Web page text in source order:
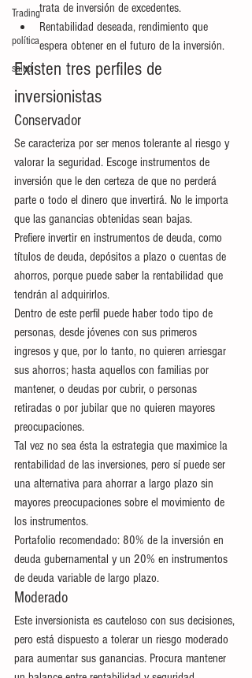
Trading
política
salud
trata de inversión de excedentes.
Rentabilidad deseada, rendimiento que
espera obtener en el futuro de la inversión.
Existen tres perfiles de
inversionistas
Conservador
Se caracteriza por ser menos tolerante al riesgo y
valorar la seguridad. Escoge instrumentos de
inversión que le den certeza de que no perderá
parte o todo el dinero que invertirá. No le importa
que las ganancias obtenidas sean bajas.
Prefiere invertir en instrumentos de deuda, como
títulos de deuda, depósitos a plazo o cuentas de
ahorros, porque puede saber la rentabilidad que
tendrán al adquirirlos.
Dentro de este perfil puede haber todo tipo de
personas, desde jóvenes con sus primeros
ingresos y que, por lo tanto, no quieren arriesgar
sus ahorros; hasta aquellos con familias por
mantener, o deudas por cubrir, o personas
retiradas o por jubilar que no quieren mayores
preocupaciones.
Tal vez no sea ésta la estrategia que maximice la
rentabilidad de las inversiones, pero sí puede ser
una alternativa para ahorrar a largo plazo sin
mayores preocupaciones sobre el movimiento de
los instrumentos.
Portafolio recomendado: 80% de la inversión en
deuda gubernamental y un 20% en instrumentos
de deuda variable de largo plazo.
Moderado
Este inversionista es cauteloso con sus decisiones,
pero está dispuesto a tolerar un riesgo moderado
para aumentar sus ganancias. Procura mantener